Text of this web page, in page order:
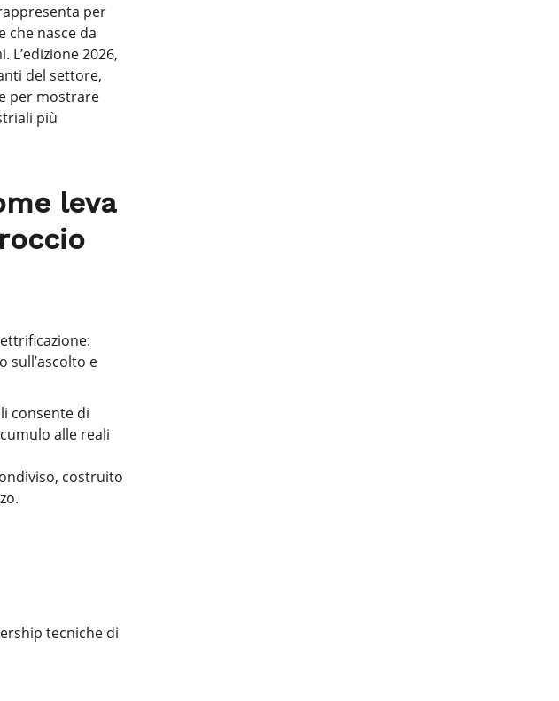
per
che nasce da
2026,
del settore,
per mostrare
più
leva
sull’ascolto e
consente di
alle reali
costruito
tecniche di